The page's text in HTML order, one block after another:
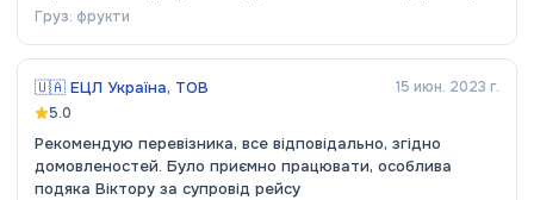
Груз: фрукти
🇺🇦 ЕЦЛ Україна, ТОВ
15 июн. 2023 г.
5.0
Рекомендую перевізника, все відповідально, згідно
домовленостей. Було приємно працювати, особлива
подяка Віктору за супровід рейсу